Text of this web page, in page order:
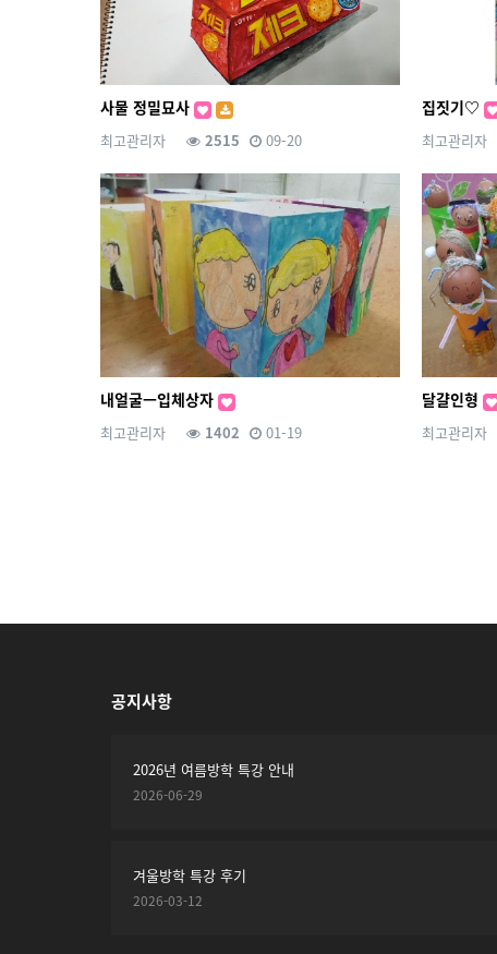
사물 정밀묘사
최고관리자 2515 09-20
집짓기♡
최고관리자
내얼굴ㅡ입체상자
최고관리자 1402 01-19
달걀인형
최고관리자
공지사항
2026년 여름방학 특강 안내
2026-06-29
겨울방학 특강 후기
2026-03-12